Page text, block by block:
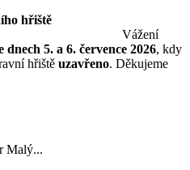
dopravního hřiště
Vážení
dnech 5. a 6. července 2026, kdy
hřiště uzavřeno. Děkujeme
Malý...